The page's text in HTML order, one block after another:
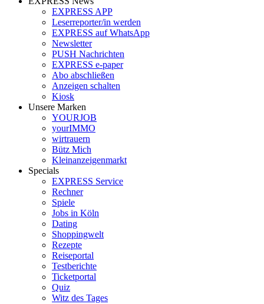
EXPRESS APP
Leserreporter/in werden
EXPRESS auf WhatsApp
Newsletter
PUSH Nachrichten
EXPRESS e-paper
Abo abschließen
Anzeigen schalten
Kiosk
Unsere Marken
YOURJOB
yourIMMO
wirtrauern
Bütz Mich
Kleinanzeigenmarkt
Specials
EXPRESS Service
Rechner
Spiele
Jobs in Köln
Dating
Shoppingwelt
Rezepte
Reiseportal
Testberichte
Ticketportal
Quiz
Witz des Tages